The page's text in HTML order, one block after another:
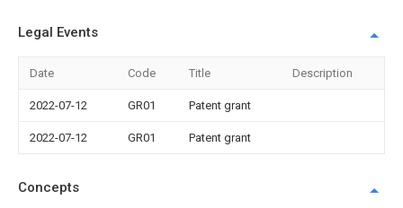
Legal Events
Date Code Title Description
2022-07-12 GR01 Patent grant
2022-07-12 GR01 Patent grant
Concepts